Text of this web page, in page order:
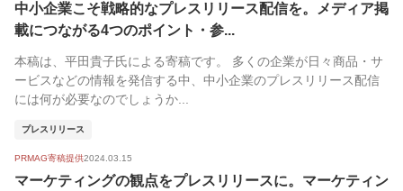
中小企業こそ戦略的なプレスリリース配信を。メディア掲
載につながる4つのポイント・参...
本稿は、平田貴子氏による寄稿です。 多くの企業が日々商品・サ
ービスなどの情報を発信する中、中小企業のプレスリリース配信
には何が必要なのでしょうか...
プレスリリース
PRMAG寄稿提供2024.03.15
マーケティングの観点をプレスリリースに。マーケティン